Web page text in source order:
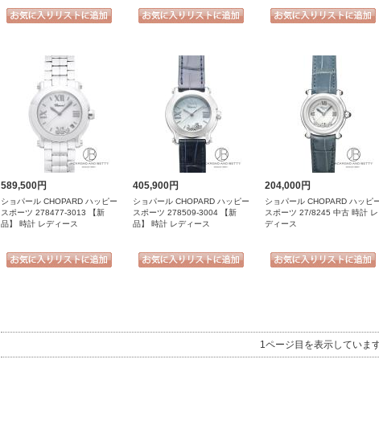
589,500円 405,900円 204,000円
ショパール CHOPARD ハッピー
スポーツ 278477-3013 【新
品】 時計 レディース
ショパール CHOPARD ハッピー
スポーツ 278509-3004 【新
品】 時計 レディース
ショパール CHOPARD ハッピ
スポーツ 27/8245 中古 時計 レ
ディース
1ページ目を表示しています